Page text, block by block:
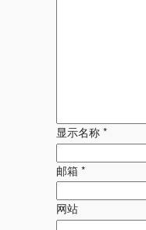
显示名称 *
邮箱 *
网站